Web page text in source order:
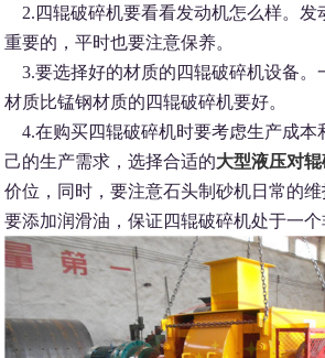
2.四辊破碎机要看看发动机怎么样。发
重要的，平时也要注意保养。
3.要选择好的材质的四辊破碎机设备。
材质比锰钢材质的四辊破碎机要好。
4.在购买四辊破碎机时要考虑生产成本
己的生产需求，选择合适的大型液压对
价位，同时，要注意石头制砂机日常的
要添加润滑油，保证四辊破碎机处于一个